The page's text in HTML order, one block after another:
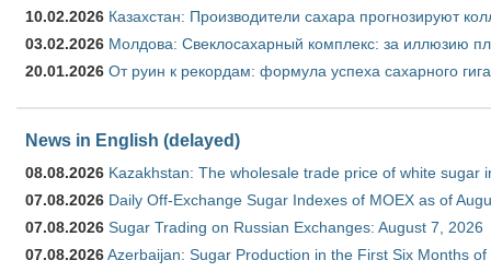
10.02.2026 Казахстан: Производители сахара прогнозируют
03.02.2026 Молдова: Свеклосахарный комплекс: за иллюзию
20.01.2026 От руин к рекордам: формула успеха сахарного
News in English (delayed)
08.08.2026 Kazakhstan: The wholesale trade price of white sugar
07.08.2026 Daily Off-Exchange Sugar Indexes of MOEX as of
07.08.2026 Sugar Trading on Russian Exchanges: August 7, 2026
07.08.2026Azerbaijan: Sugar Production in the First Six Months of